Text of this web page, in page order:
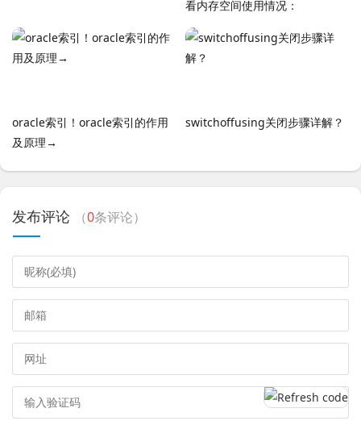
看内存空间使用情况：
oracle索引！oracle索引的作用
及原理→
switchoffusing关闭步骤详解？
发布评论 （0条评论）